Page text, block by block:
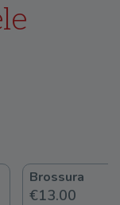
Brossura
€13.00